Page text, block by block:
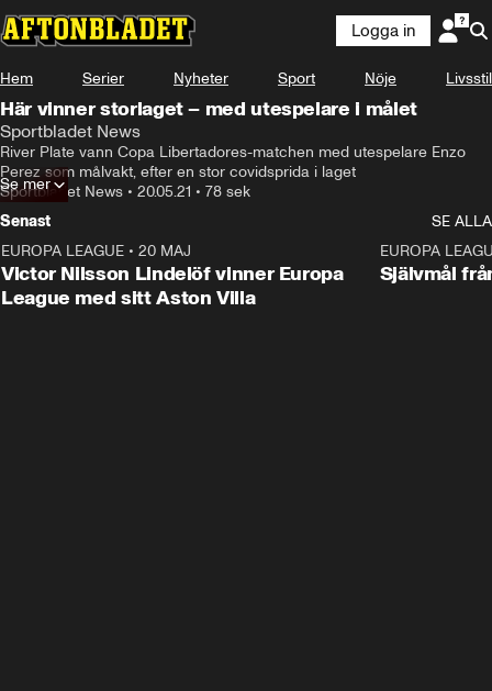
Logga in
Hem Serier Nyheter Sport Nöje Livsstil
Här vinner storlaget – med utespelare i målet
Sportbladet News
River Plate vann Copa Libertadores-matchen med utespelare Enzo
Perez som målvakt, efter en stor covidsprida i laget
Sportbladet News • 20.05.21 • 78 sek
Se mer
Senast
SE ALLA
EUROPA LEAGUE • 20 MAJ
Victor Nilsson Lindelöf vinner Europa
League med sitt Aston Villa
EUROPA
Självmål